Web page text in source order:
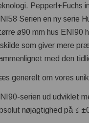
Pepperl+Fuchs
Serien en ny serie
ø90 mm hus ENI90
som giver mere
med den
generelt om vores
serien ud udviklet
nøjagtighed på ≤